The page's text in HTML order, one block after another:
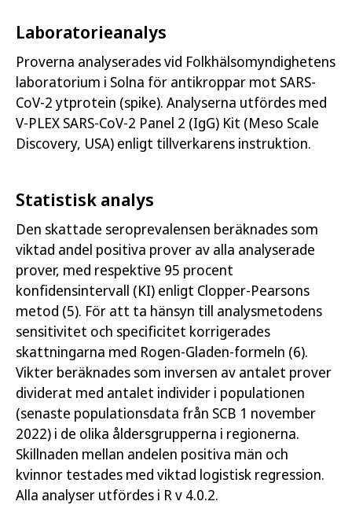
Laboratorieanalys
Proverna analyserades vid Folkhälsomyndighetens
laboratorium i Solna för antikroppar mot SARS-
CoV-2 ytprotein (spike). Analyserna utfördes med
V-PLEX SARS-CoV-2 Panel 2 (IgG) Kit (Meso Scale
Discovery, USA) enligt tillverkarens instruktion.
Statistisk analys
Den skattade seroprevalensen beräknades som
viktad andel positiva prover av alla analyserade
prover, med respektive 95 procent
konfidensintervall (KI) enligt Clopper-Pearsons
metod (5). För att ta hänsyn till analysmetodens
sensitivitet och specificitet korrigerades
skattningarna med Rogen-Gladen-formeln (6).
Vikter beräknades som inversen av antalet prover
dividerat med antalet individer i populationen
(senaste populationsdata från SCB 1 november
2022) i de olika åldersgrupperna i regionerna.
Skillnaden mellan andelen positiva män och
kvinnor testades med viktad logistisk regression.
Alla analyser utfördes i R v 4.0.2.